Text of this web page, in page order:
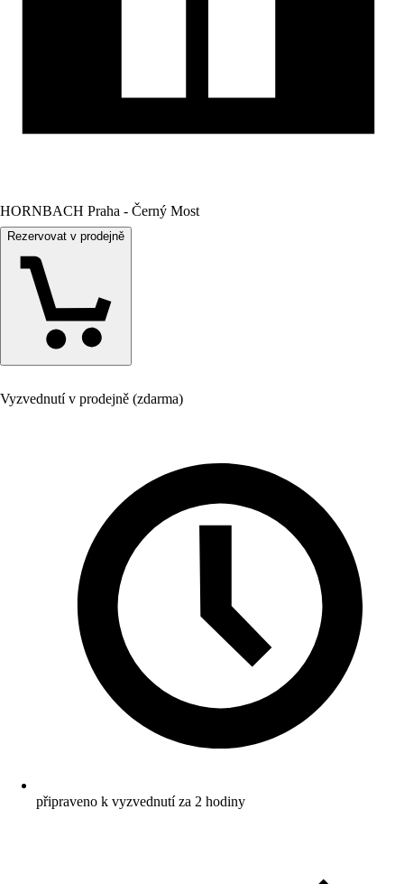
HORNBACH Praha - Černý Most
Rezervovat v prodejně
Vyzvednutí v prodejně (zdarma)
připraveno k vyzvednutí za 2 hodiny